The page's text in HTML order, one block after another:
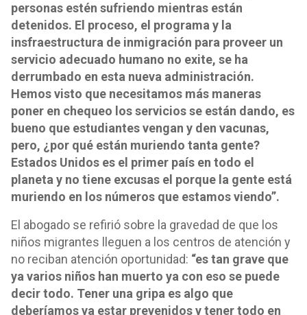
personas estén sufriendo mientras están
detenidos. El proceso, el programa y la
insfraestructura de inmigración para proveer un
servicio adecuado humano no exite, se ha
derrumbado en esta nueva administración.
Hemos visto que necesitamos más maneras
poner en chequeo los servicios se están dando, es
bueno que estudiantes vengan y den vacunas,
pero, ¿por qué están muriendo tanta gente?
Estados Unidos es el primer país en todo el
planeta y no tiene excusas el porque la gente está
muriendo en los números que estamos viendo”.
El abogado se refirió sobre la gravedad de que los
niños migrantes lleguen a los centros de atención y
no reciban atención oportunidad: “es tan grave que
ya varios niños han muerto ya con eso se puede
decir todo. Tener una gripa es algo que
deberíamos ya estar prevenidos y tener todo en